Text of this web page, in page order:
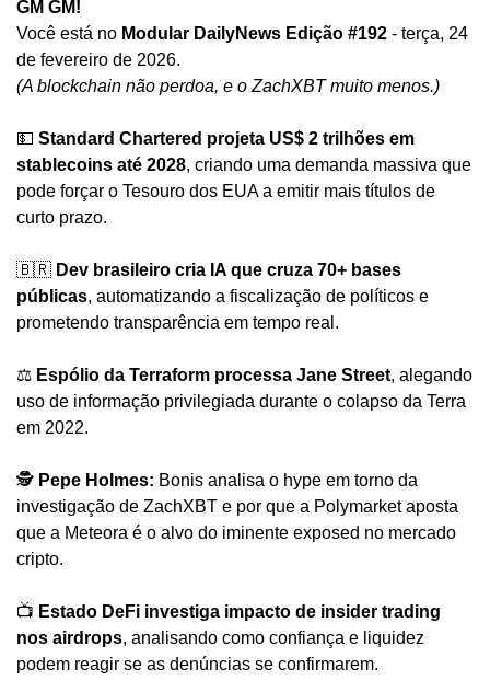
GM GM!
Você está no Modular DailyNews Edição #192 - terça, 24
de fevereiro de 2026.
(A blockchain não perdoa, e o ZachXBT muito menos.)
💵 Standard Chartered projeta US$ 2 trilhões em
stablecoins até 2028, criando uma demanda massiva que
pode forçar o Tesouro dos EUA a emitir mais títulos de
curto prazo.
🇧🇷 Dev brasileiro cria IA que cruza 70+ bases
públicas, automatizando a fiscalização de políticos e
prometendo transparência em tempo real.
⚖️ Espólio da Terraform processa Jane Street, alegando
uso de informação privilegiada durante o colapso da Terra
em 2022.
🕵️ Pepe Holmes: Bonis analisa o hype em torno da
investigação de ZachXBT e por que a Polymarket aposta
que a Meteora é o alvo do iminente exposed no mercado
cripto.
📺 Estado DeFi investiga impacto de insider trading
nos airdrops, analisando como confiança e liquidez
podem reagir se as denúncias se confirmarem.